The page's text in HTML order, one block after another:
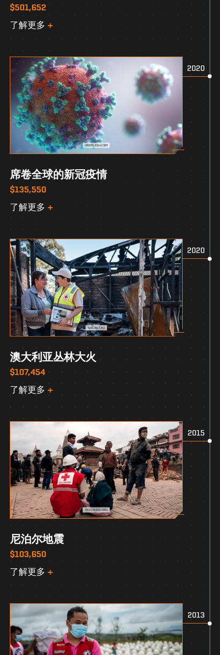
$501,652
了解更多
2020
席卷全球的新冠疫情
$135,550
了解更多
2020
澳大利亚丛林大火
$107,454
了解更多
2015
尼泊尔地震
$103,650
了解更多
2013